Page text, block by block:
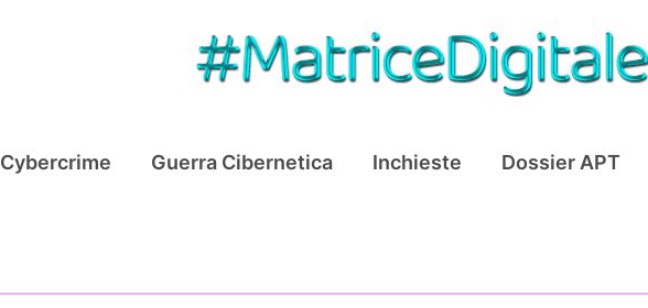
Cybercrime Guerra Cibernetica Inchieste Dossier APT